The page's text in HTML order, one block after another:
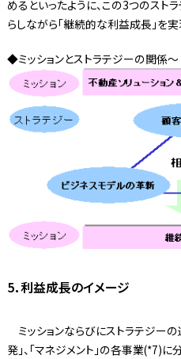
めるといったように、この3つのス
らしながら「継続的な利益成長」を実
◆ミッションとストラテジーの関係〜
5．利益成長のイメージ
ミッションならびにストラテジーの
発」、「マネジメント」の各事業(*7)